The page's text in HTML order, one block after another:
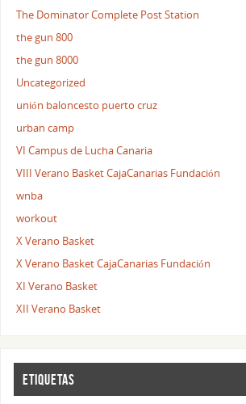
The Dominator Complete Post Station
the gun 800
the gun 8000
Uncategorized
unión baloncesto puerto cruz
urban camp
VI Campus de Lucha Canaria
VIII Verano Basket CajaCanarias Fundación
wnba
workout
X Verano Basket
X Verano Basket CajaCanarias Fundación
XI Verano Basket
XII Verano Basket
ETIQUETAS